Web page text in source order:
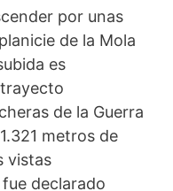
por unas
de la Mola
es
de la Guerra
metros de
vistas
declarado